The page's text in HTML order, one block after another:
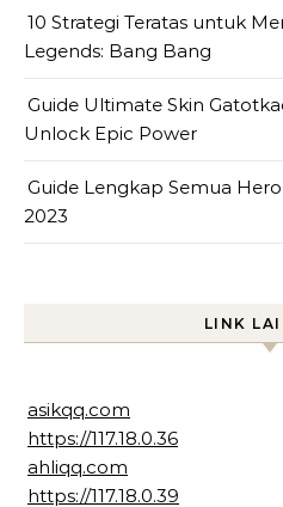
10 Strategi Teratas untuk
Legends: Bang Bang
Guide Ultimate Skin
Unlock Epic Power
Guide Lengkap Semua
2023
LINK
asikqq.com
https://117.18.0.36
ahliqq.com
https://117.18.0.39